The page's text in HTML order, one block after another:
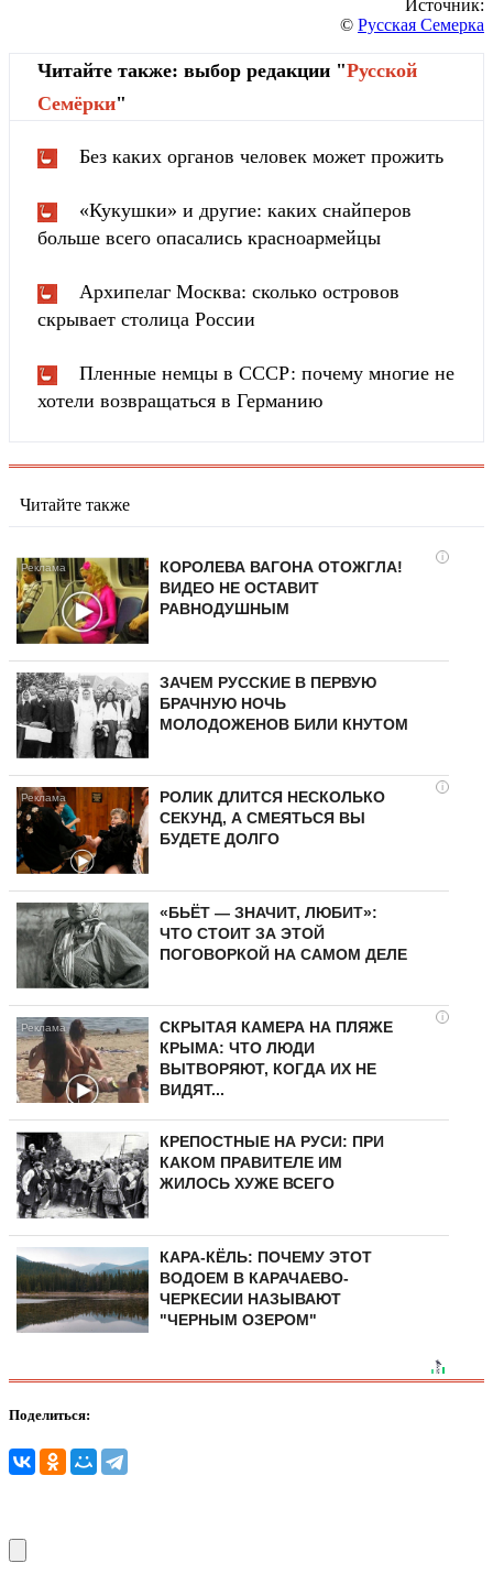
Источник:
© Русская Семерка
Читайте также: выбор редакции "Русской
Cемёрки"
Без каких органов человек может прожить
«Кукушки» и другие: каких снайперов
больше всего опасались красноармейцы
Архипелаг Москва: сколько островов
скрывает столица России
Пленные немцы в СССР: почему многие не
хотели возвращаться в Германию
Читайте также
i
КОРОЛЕВА ВАГОНА ОТОЖГЛА!
ВИДЕО НЕ ОСТАВИТ
РАВНОДУШНЫМ
ЗАЧЕМ РУССКИЕ В ПЕРВУЮ
БРАЧНУЮ НОЧЬ
МОЛОДОЖЕНОВ БИЛИ КНУТОМ
i
РОЛИК ДЛИТСЯ НЕСКОЛЬКО
СЕКУНД, А СМЕЯТЬСЯ ВЫ
БУДЕТЕ ДОЛГО
«БЬЁТ — ЗНАЧИТ, ЛЮБИТ»:
ЧТО СТОИТ ЗА ЭТОЙ
ПОГОВОРКОЙ НА САМОМ ДЕЛЕ
i
СКРЫТАЯ КАМЕРА НА ПЛЯЖЕ
КРЫМА: ЧТО ЛЮДИ
ВЫТВОРЯЮТ, КОГДА ИХ НЕ
ВИДЯТ...
КРЕПОСТНЫЕ НА РУСИ: ПРИ
КАКОМ ПРАВИТЕЛЕ ИМ
ЖИЛОСЬ ХУЖЕ ВСЕГО
КАРА-КЁЛЬ: ПОЧЕМУ ЭТОТ
ВОДОЕМ В КАРАЧАЕВО-
ЧЕРКЕСИИ НАЗЫВАЮТ
"ЧЕРНЫМ ОЗЕРОМ"
Поделиться: